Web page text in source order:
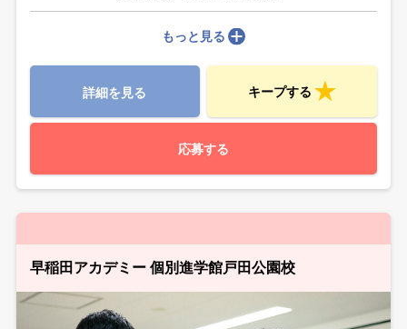
もっと見る
詳細を見る キープする
応募する
早稲田アカデミー 個別進学館戸田公園校